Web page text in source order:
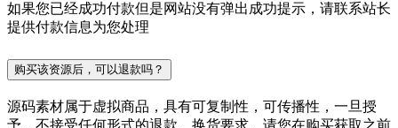
如果您已经成功付款但是网站没有弹出成功提示，请联系站长
提供付款信息为您处理
购买该资源后，可以退款吗？
源码素材属于虚拟商品，具有可复制性，可传播性，一旦授